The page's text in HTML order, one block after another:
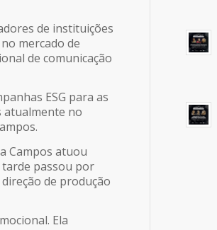
de instituições
mercado de
de comunicação
ESG para as
atualmente no
Campos atuou
passou por
de produção
Ela